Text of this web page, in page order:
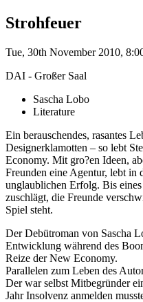
Strohfeuer
Tue, 30th November 2010,
DAI - Großer Saal
Sascha Lobo
Literature
Ein berauschendes, rasantes
Designerklamotten – so lebt
Economy. Mit gro?en Ideen,
Freunden eine Agentur, lebt in
unglaublichen Erfolg. Bis
zuschlägt, die Freunde
Spiel steht.
Der Debütroman von Sascha
Entwicklung während des
Reize der New Economy.
Parallelen zum Leben des
Der war selbst Mitbegründer
Jahr Insolvenz anmelden